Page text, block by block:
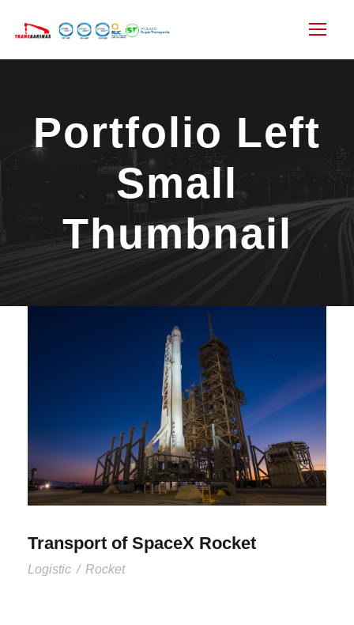
Portfolio Left
Small
Thumbnail
Transport of SpaceX Rocket
Logistic / Rocket